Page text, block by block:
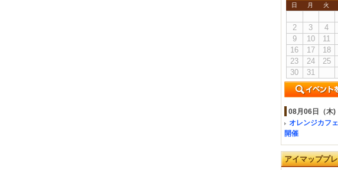
日 月 火
2
3 4
9
10 11
16
17 18
23
24 25
30
31
08月06日（木)
オレンジカフ
開催
アイマッププ